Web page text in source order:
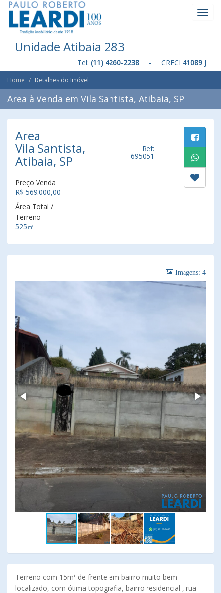
Unidade Atibaia 283
Tel: (11) 4260-2238 - CRECI 41089 J
Home Detalhes do Imóvel
Area à Venda em Vila Santista, Atibaia, SP
Area
Vila Santista,
Atibaia, SP
Ref:
695051
Preço Venda
R$ 569.000,00
Área Total /
Terreno
525㎡
Imagens: 4
Terreno com 15m² de frente em bairro muito bem
localizado, com ótima topografia, bairro residencial , rua